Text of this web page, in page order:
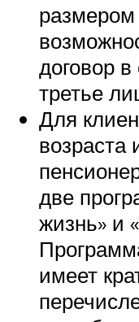
договор
третье
Для
две
жизнь» и
имеет